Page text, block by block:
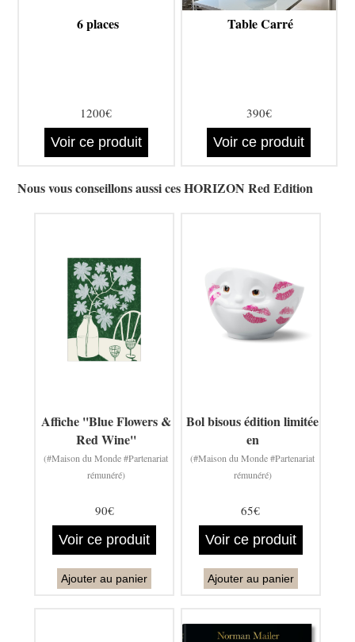
6 places
1200€
Voir ce produit
Table Carré
390€
Voir ce produit
Nous vous conseillons aussi ces HORIZON Red Edition
Affiche ''Blue Flowers &
Red Wine''
(#Maison du Monde #Partenariat
rémunéré)
90€
Voir ce produit
Ajouter au panier
Bol bisous édition limitée
en
(#Maison du Monde #Partenariat
rémunéré)
65€
Voir ce produit
Ajouter au panier